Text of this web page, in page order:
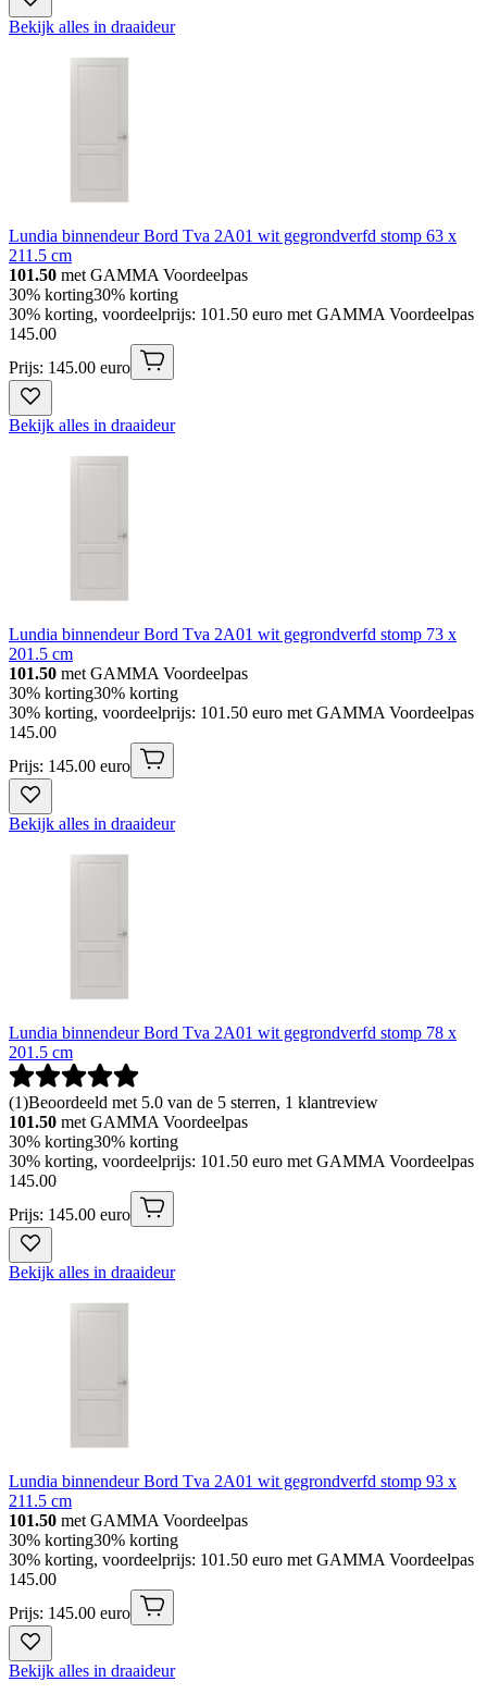
Bekijk alles in draaideur
Lundia binnendeur Bord Tva 2A01 wit gegrondverfd stomp 63 x
211.5 cm
101.50 met GAMMA Voordeelpas
30% korting30% korting
30% korting, voordeelprijs: 101.50 euro met GAMMA Voordeelpas
145.00
Prijs: 145.00 euro
Bekijk alles in draaideur
Lundia binnendeur Bord Tva 2A01 wit gegrondverfd stomp 73 x
201.5 cm
101.50 met GAMMA Voordeelpas
30% korting30% korting
30% korting, voordeelprijs: 101.50 euro met GAMMA Voordeelpas
145.00
Prijs: 145.00 euro
Bekijk alles in draaideur
Lundia binnendeur Bord Tva 2A01 wit gegrondverfd stomp 78 x
201.5 cm
(1)Beoordeeld met 5.0 van de 5 sterren, 1 klantreview
101.50 met GAMMA Voordeelpas
30% korting30% korting
30% korting, voordeelprijs: 101.50 euro met GAMMA Voordeelpas
145.00
Prijs: 145.00 euro
Bekijk alles in draaideur
Lundia binnendeur Bord Tva 2A01 wit gegrondverfd stomp 93 x
211.5 cm
101.50 met GAMMA Voordeelpas
30% korting30% korting
30% korting, voordeelprijs: 101.50 euro met GAMMA Voordeelpas
145.00
Prijs: 145.00 euro
Bekijk alles in draaideur